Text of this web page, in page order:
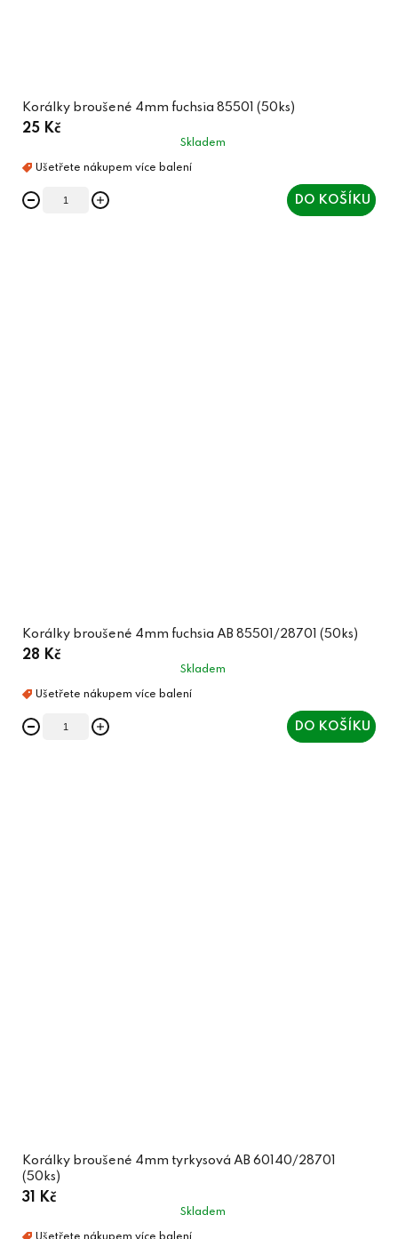
Korálky broušené 4mm fuchsia 85501 (50ks)
25 Kč
Skladem
DO KOŠÍKU
Korálky broušené 4mm fuchsia AB 85501/28701 (50ks)
28 Kč
Skladem
DO KOŠÍKU
Korálky broušené 4mm tyrkysová AB 60140/28701
(50ks)
31 Kč
Skladem